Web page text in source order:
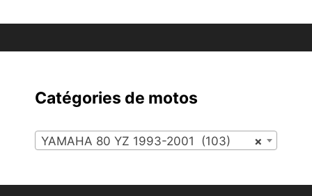
Catégories de motos
×
YAMAHA 80 YZ 1993-2001 (103)